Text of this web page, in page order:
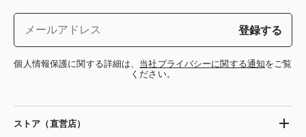
登録する
個人情報保護に関する詳細は、 当社プライバシーに関する通知をご覧
ください。
ストア（直営店）